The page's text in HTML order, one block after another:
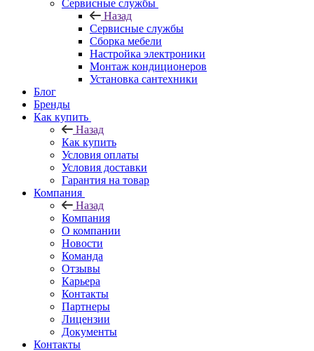
Сервисные службы
Назад
Сервисные службы
Сборка мебели
Настройка электроники
Монтаж кондиционеров
Установка сантехники
Блог
Бренды
Как купить
Назад
Как купить
Условия оплаты
Условия доставки
Гарантия на товар
Компания
Назад
Компания
О компании
Новости
Команда
Отзывы
Карьера
Контакты
Партнеры
Лицензии
Документы
Контакты